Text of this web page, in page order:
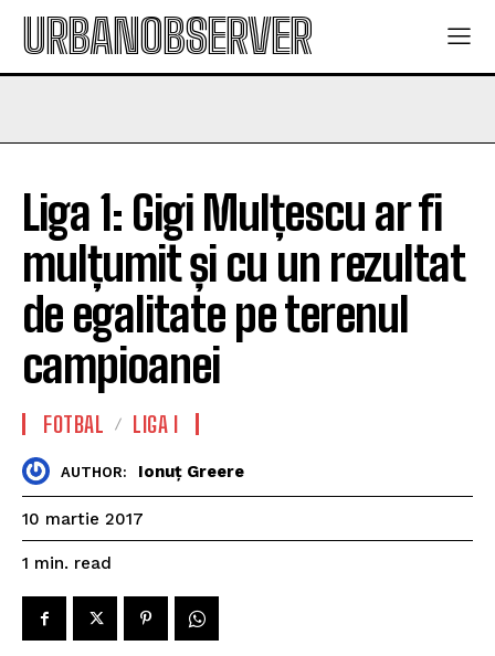
URBANOBSERVER
Liga 1: Gigi Mulțescu ar fi
mulțumit și cu un rezultat
de egalitate pe terenul
campioanei
FOTBAL LIGA I
AUTHOR: Ionuț Greere
10 martie 2017
1 min. read